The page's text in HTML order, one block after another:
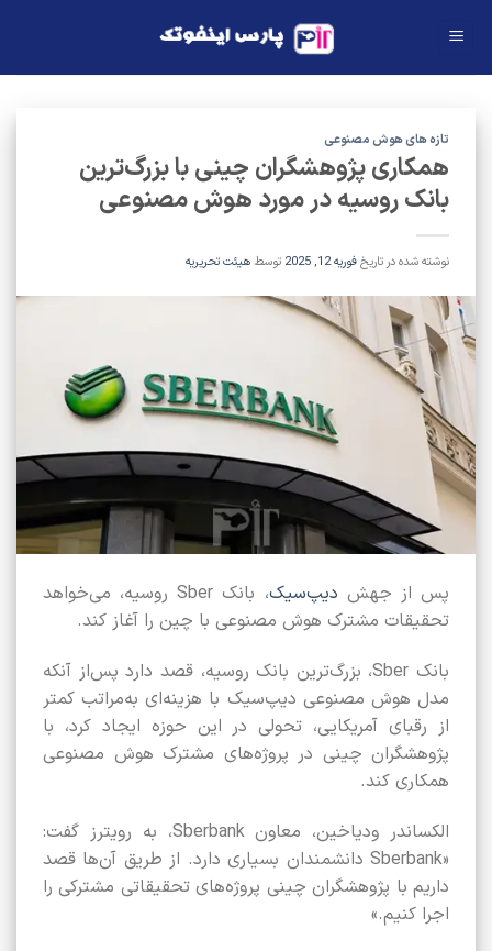
تازه های هوش مصنوعی
همکاری پژوهشگران چینی با بزرگ‌ترین
بانک روسیه در مورد هوش مصنوعی
نوشته شده در تاریخفوریه 12, 2025 توسط هیئت تحریریه
پس از جهش دیپ‌سیک
، بانک Sber روسیه، می‌خواهد
تحقیقات مشترک هوش مصنوعی با چین را آغاز کند.
بانک Sber، بزرگ‌ترین بانک روسیه، قصد دارد پس‌از آنکه
مدل هوش مصنوعی دیپ‌سیک با هزینه‌ای به‌مراتب کمتر
از رقبای آمریکایی، تحولی در این حوزه ایجاد کرد، با
پژوهشگران چینی در پروژه‌های مشترک هوش مصنوعی
همکاری کند.
الکساندر ودیاخین، معاون Sberbank، به رویترز گفت:
«Sberbank دانشمندان بسیاری دارد. از طریق آن‌ها قصد
داریم با پژوهشگران چینی پروژه‌های تحقیقاتی مشترکی را
اجرا کنیم.»